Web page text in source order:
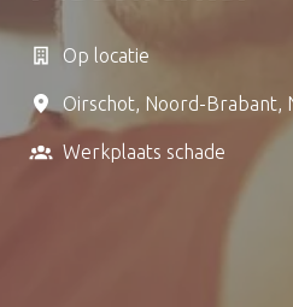
Op locatie
Oirschot, Noord-Brabant,
Werkplaats schade